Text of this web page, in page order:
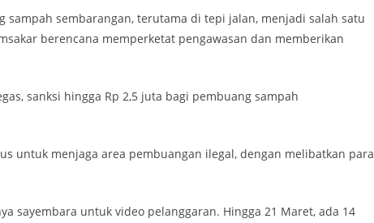
sampah sembarangan, terutama di tepi jalan, menjadi salah satu
berencana memperketat pengawasan dan memberikan
sanksi hingga Rp 2,5 juta bagi pembuang sampah
untuk menjaga area pembuangan ilegal, dengan melibatkan para
sayembara untuk video pelanggaran. Hingga 21 Maret, ada 14